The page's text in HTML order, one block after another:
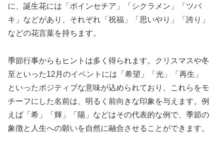
に、誕生花には「ポインセチア」「シクラメン」「ツバ
キ」などがあり、それぞれ「祝福」「思いやり」「誇り」
などの花言葉を持ちます。
季節行事からもヒントは多く得られます。クリスマスや冬
至といった12月のイベントには「希望」「光」「再生」
といったポジティブな意味が込められており、これらをモ
チーフにした名前は、明るく前向きな印象を与えます。例
えば「希」「輝」「陽」などはその代表的な例で、季節の
象徴と人生への願いを自然に融合させることができます。